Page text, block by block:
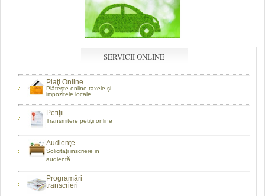
SERVICII ONLINE
Plaţi Online
Plăteşte online taxele şi
impozitele locale
Petiţii
Transmitere petiţii online
Audienţe
Solicitaţi inscriere in
audientă
Programări
transcrieri